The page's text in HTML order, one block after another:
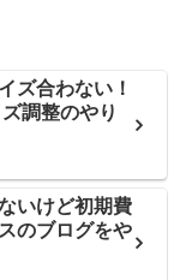
ズ合わない！
調整のやり
いけど初期費
のブログをや